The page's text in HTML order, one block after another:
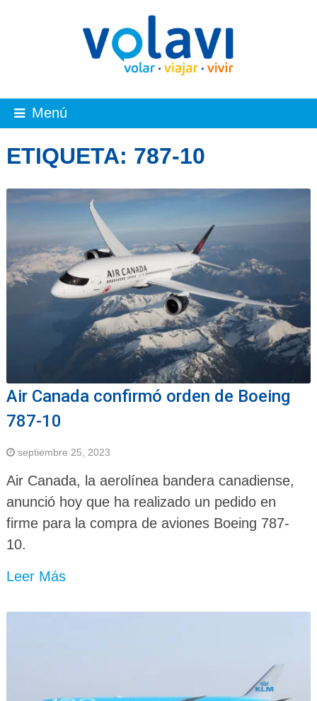
Menú
ETIQUETA: 787-10
Air Canada confirmó orden de Boeing
787-10
septiembre 25, 2023
Air Canada, la aerolínea bandera canadiense,
anunció hoy que ha realizado un pedido en
firme para la compra de aviones Boeing 787-
10.
Leer Más